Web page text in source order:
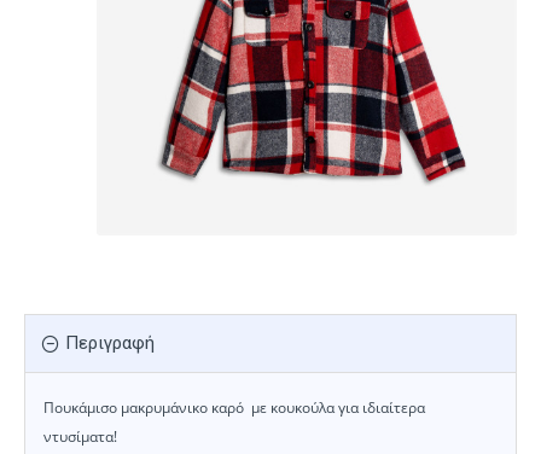
Περιγραφή
Πουκάμισο μακρυμάνικο καρό με κουκούλα για ιδιαίτερα
ντυσίματα!